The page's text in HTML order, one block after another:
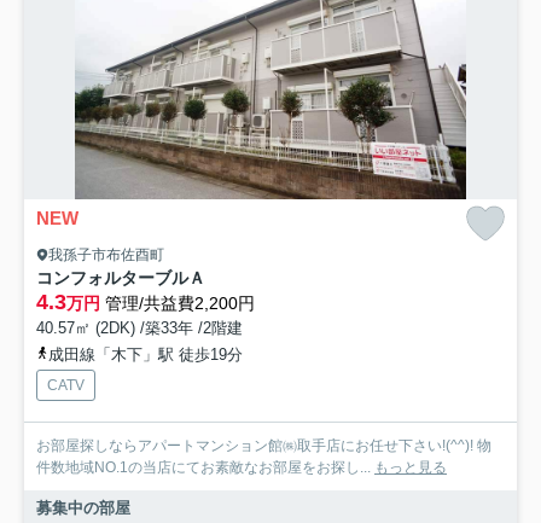
NEW
我孫子市布佐酉町
コンフォルターブルＡ
4.3万円 管理/共益費2,200円
40.57㎡ (2DK) /築33年 /2階建
成田線「木下」駅 徒歩19分
CATV
お部屋探しならアパートマンション館㈱取手店にお任せ下さい!(^^)! 物
件数地域NO.1の当店にてお素敵なお部屋をお探し... もっと見る
募集中の部屋